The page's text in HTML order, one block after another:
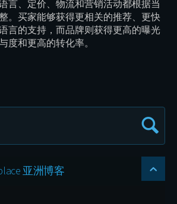
言、定价、物流和营销活动都根据当
。买家能够获得更相关的推荐、更快
言的支持，而品牌则获得更高的曝光
度和更高的转化率。
亚洲博客